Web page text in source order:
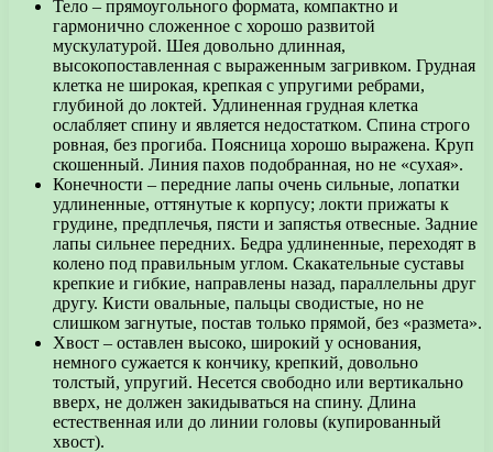
Тело – прямоугольного формата, компактно и
гармонично сложенное с хорошо развитой
мускулатурой. Шея довольно длинная,
высокопоставленная с выраженным загривком. Грудная
клетка не широкая, крепкая с упругими ребрами,
глубиной до локтей. Удлиненная грудная клетка
ослабляет спину и является недостатком. Спина строго
ровная, без прогиба. Поясница хорошо выражена. Круп
скошенный. Линия пахов подобранная, но не «сухая».
Конечности – передние лапы очень сильные, лопатки
удлиненные, оттянутые к корпусу; локти прижаты к
грудине, предплечья, пясти и запястья отвесные. Задние
лапы сильнее передних. Бедра удлиненные, переходят в
колено под правильным углом. Скакательные суставы
крепкие и гибкие, направлены назад, параллельны друг
другу. Кисти овальные, пальцы сводистые, но не
слишком загнутые, постав только прямой, без «размета».
Хвост – оставлен высоко, широкий у основания,
немного сужается к кончику, крепкий, довольно
толстый, упругий. Несется свободно или вертикально
вверх, не должен закидываться на спину. Длина
естественная или до линии головы (купированный
хвост).